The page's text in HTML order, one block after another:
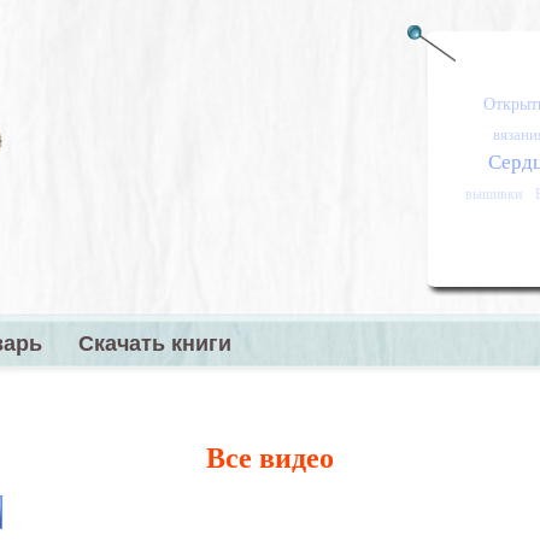
вышивки
Скачать книги
Все видео